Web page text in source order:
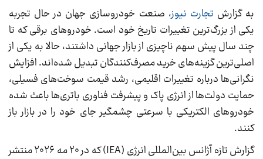
به گزارش تجارت نیوز، صنعت خودروسازی جهان در حال تجربه
یکی از بزرگ‌ترین تغییرات تاریخ خود است. خودروهای برقی که تا
چند سال پیش سهم ناچیزی از بازار جهانی داشتند، حالا به یکی از
اصلی‌ترین گزینه‌های خرید مصرف‌کنندگان تبدیل شده‌اند. افزایش
نگرانی‌ها درباره تغییرات اقلیمی، رشد قیمت سوخت‌های فسیلی،
حمایت دولت‌ها از انرژی پاک و پیشرفت فناوری باتری‌ها باعث شده
خودروهای الکتریکی با سرعتی چشمگیر جای خود را در بازار باز
کنند.
گزارش تازه آژانس بین‌المللی انرژی (IEA) که در ۲۰ مه ۲۰۲۶ منتشر